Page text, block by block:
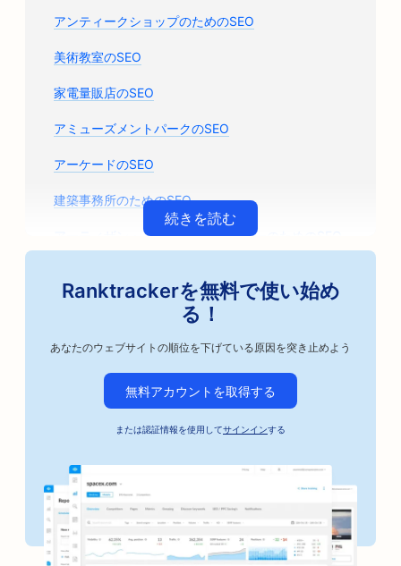
アンティークショップのためのSEO
美術教室のSEO
家電量販店のSEO
アミューズメントパークのSEO
アーケードのSEO
建築事務所のためのSEO
アーティザン・コーヒー・ロースターのためのSEO
自動車修理工場のためのSEO
自動車整備工場のためのSEO
自動車ビジネスのためのSEO
ベーカリーのためのSEO
理髪店のためのSEO
焼肉店のSEO
続きを読む
Ranktrackerを無料で使い始め
る！
あなたのウェブサイトの順位を下げている原因を突き止めよう
無料アカウントを取得する
または認証情報を使用してサインインする